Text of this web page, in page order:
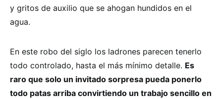
y gritos de auxilio que se ahogan hundidos en el
agua.
En este robo del siglo los ladrones parecen tenerlo
todo controlado, hasta el más mínimo detalle. Es
raro que solo un invitado sorpresa pueda ponerlo
todo patas arriba convirtiendo un trabajo sencillo en